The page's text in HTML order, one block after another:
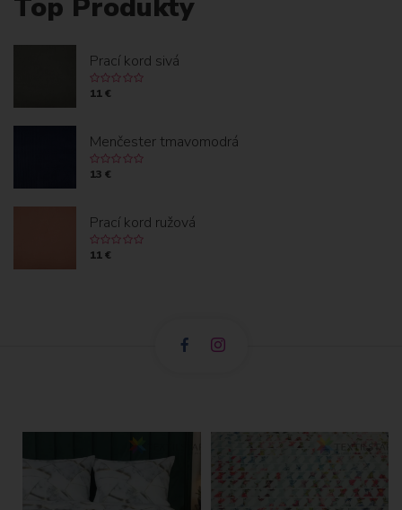
Prací kord sivá
11 €
Menčester tmavomodrá
13 €
Prací kord ružová
11 €